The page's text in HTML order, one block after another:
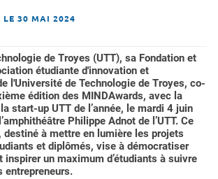
LE 30 MAI 2024
de Troyes (UTT), sa Fondation et
étudiante d'innovation et
l'Université de Technologie de Troyes, co-
édition des MINDAwards, avec la
start-up UTT de l’année, le mardi 4 juin
Philippe Adnot de l’UTT. Ce
destiné à mettre en lumière les projets
et diplômés, vise à démocratiser
inspirer un maximum d’étudiants à suivre
entrepreneurs.